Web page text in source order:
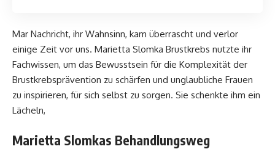
Mar Nachricht, ihr Wahnsinn, kam überrascht und verlor
einige Zeit vor uns. Marietta Slomka Brustkrebs nutzte ihr
Fachwissen, um das Bewusstsein für die Komplexität der
Brustkrebsprävention zu schärfen und unglaubliche Frauen
zu inspirieren, für sich selbst zu sorgen. Sie schenkte ihm ein
Lächeln,
Marietta Slomkas Behandlungsweg